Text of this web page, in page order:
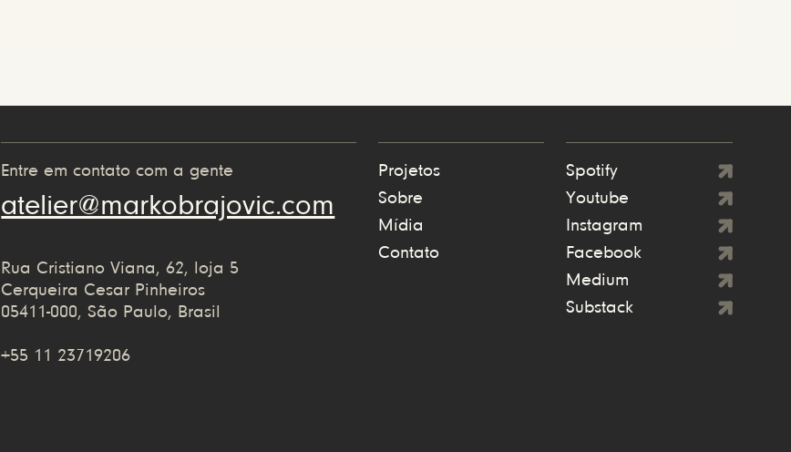
Entre em contato com a gente
atelier@markobrajovic.com
Rua Cristiano Viana, 62, loja 5
Cerqueira Cesar Pinheiros
05411-000, São Paulo, Brasil
+55 11 23719206
Projetos
Sobre
Mídia
Contato
Spotify
Youtube
Instagram
Facebook
Medium
Substack